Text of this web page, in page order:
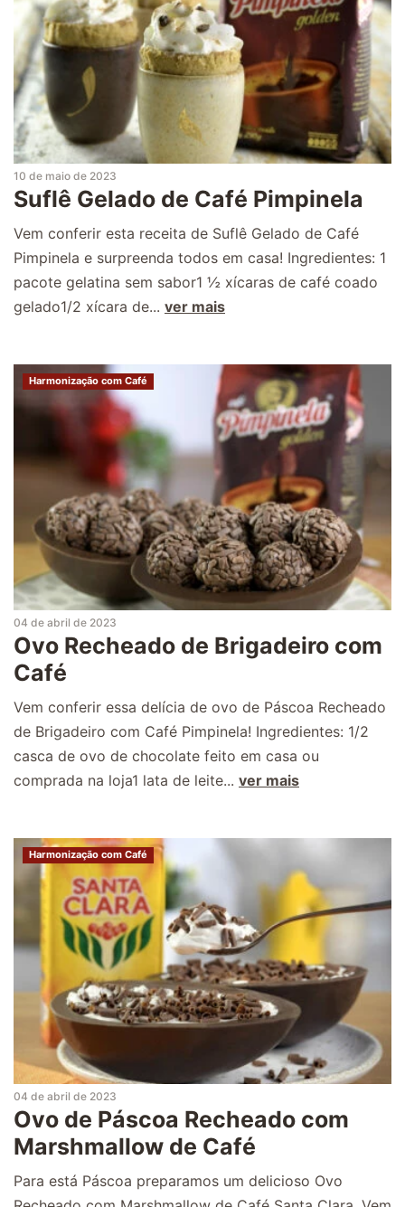
10 de maio de 2023
Suflê Gelado de Café Pimpinela
Vem conferir esta receita de Suflê Gelado de Café
Pimpinela e surpreenda todos em casa! Ingredientes: 1
pacote gelatina sem sabor1 ½ xícaras de café coado
gelado1/2 xícara de... ver mais
Harmonização com Café
04 de abril de 2023
Ovo Recheado de Brigadeiro com
Café
Vem conferir essa delícia de ovo de Páscoa Recheado
de Brigadeiro com Café Pimpinela! Ingredientes: 1/2
casca de ovo de chocolate feito em casa ou
comprada na loja1 lata de leite... ver mais
Harmonização com Café
04 de abril de 2023
Ovo de Páscoa Recheado com
Marshmallow de Café
Para está Páscoa preparamos um delicioso Ovo